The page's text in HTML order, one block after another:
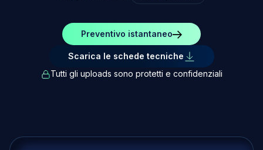
Preventivo istantaneo
Scarica le schede tecniche
Tutti gli uploads sono protetti e confidenziali